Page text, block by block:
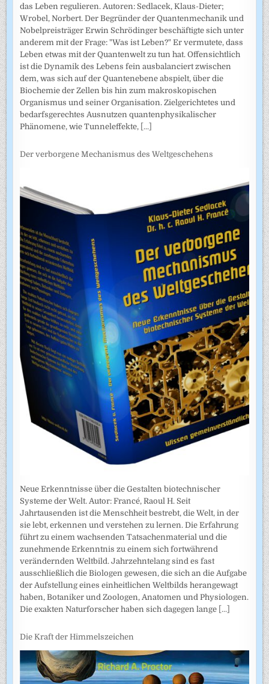
das Leben regulieren. Autoren: Sedlacek, Klaus-Dieter;
Wrobel, Norbert. Der Begründer der Quantenmechanik und
Nobelpreisträger Erwin Schrödinger beschäftigte sich unter
anderem mit der Frage: "Was ist Leben?" Er vermutete, dass
Leben etwas mit der Quantenwelt zu tun hat. Offensichtlich
ist die Dynamik des Lebens fein ausbalanciert zwischen
dem, was sich auf der Quantenebene abspielt, über die
Biochemie der Zellen bis hin zum makroskopischen
Organismus und seiner Organisation. Zielgerichtetes und
bedarfsgerechtes Ausnutzen quantenphysikalischer
Phänomene, wie Tunneleffekte, [...]
Der verborgene Mechanismus des Weltgeschehens
Neue Erkenntnisse über die Gestalten biotechnischer
Systeme der Welt. Autor: Francé, Raoul H. Seit
Jahrtausenden ist die Menschheit bestrebt, die Welt, in der
sie lebt, erkennen und verstehen zu lernen. Die Erfahrung
führt zu einem wachsenden Tatsachenmaterial und die
zunehmende Erkenntnis zu einem sich fortwährend
verändernden Weltbild. Jahrzehntelang sind es fast
ausschließlich die Biologen gewesen, die sich an die Aufgabe
der Aufstellung eines einheitlichen Weltbilds herangewagt
haben, Botaniker und Zoologen, Anatomen und Physiologen.
Die exakten Naturforscher haben sich dagegen lange [...]
Die Kraft der Himmelszeichen